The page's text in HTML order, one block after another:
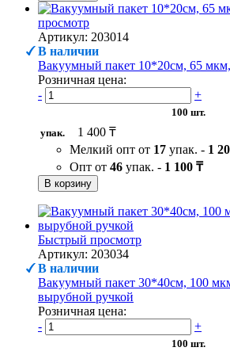
просмотр
Артикул: 203014
В наличии
Вакуумный пакет 10*20см, 65
Розничная цена:
-
+
100 шт.
упак.
1 400 ₸
Мелкий опт от 17 упак. - 1
Опт от 46 упак. - 1 100 ₸
В корзину
Быстрый просмотр
Артикул: 203034
В наличии
Вакуумный пакет 30*40см, 100
вырубной ручкой
Розничная цена:
-
+
100 шт.